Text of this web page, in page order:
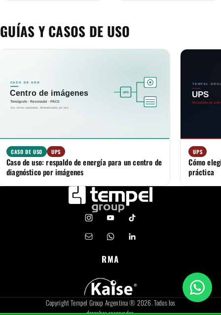
GUÍAS Y CASOS DE USO
CASO DE USO UPS
Caso de uso: respaldo de energía para un centro de
diagnóstico por imágenes
UPS
Cómo
práctica
RMA
Copyright Tempel Group Argentina ® 2026. Todos los